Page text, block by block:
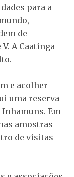
para a
de
A Caatinga
e acolher
uma reserva
Em
amostras
de visitas